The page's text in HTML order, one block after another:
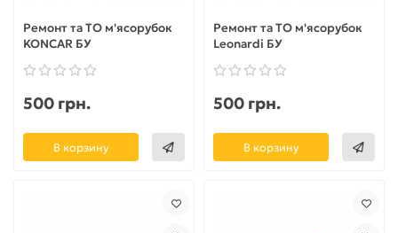
Ремонт та ТО м'ясорубок
KONCAR БУ
500 грн.
В корзину
Ремонт та ТО м'ясорубок
Leonardi БУ
500 грн.
В корзину